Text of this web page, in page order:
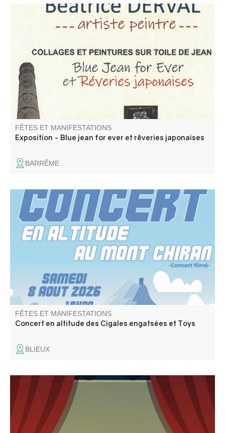
Venez découvrir les collages et peintures sur toile de jean
FÊTES ET MANIFESTATIONS
Exposition - Blue jean for ever et rêveries japonaises
BARRÊME
Concert par Les Cigales engatsées (rock trad provençal)
Toys ( reprises Rolling Stones).
FÊTES ET MANIFESTATIONS
Concert en altitude des Cigales engatsées et Toys
BLIEUX
Le Cinéma de Pays vous propose 2 séances : à 18h30
Walter Lapin et à 21h Chers Parents